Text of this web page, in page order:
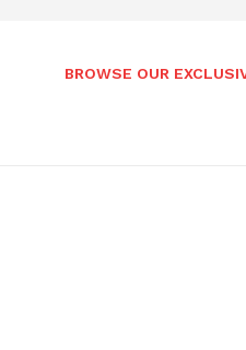
BROWSE OUR